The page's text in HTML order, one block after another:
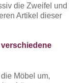
die Zweifel und
Artikel dieser
Möbel um,